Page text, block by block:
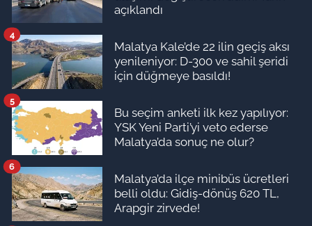
açıklandı
Malatya Kale’de 22 ilin geçiş aksı
yenileniyor: D-300 ve sahil şeridi
için düğmeye basıldı!
4
Bu seçim anketi ilk kez yapılıyor:
YSK Yeni Parti’yi veto ederse
Malatya’da sonuç ne olur?
5
Malatya’da ilçe minibüs ücretleri
belli oldu: Gidiş-dönüş 620 TL,
Arapgir zirvede!
6